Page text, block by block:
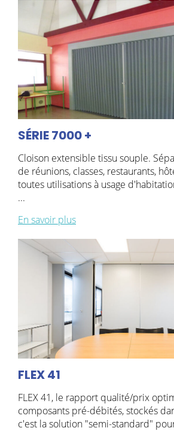
ACTUALITÉS
SÉRIE 7000 +
Cloison extensible tissu souple.
de réunions, classes, restaurants,
toutes utilisations à usage
...
En savoir plus
FLEX 41
FLEX 41, le rapport qualité/prix
composants pré-débités, stockés
c'est la solution "semi-standard"